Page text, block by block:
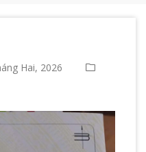
Hai, 2026